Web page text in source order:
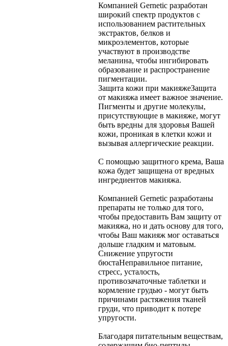
Компанией Gernetic разработан
широкий спектр продуктов с
использованием растительных
экстрактов, белков и
микроэлементов, которые
участвуют в производстве
меланина, чтобы ингибировать
образование и распространение
пигментации.
Защита кожи при макияжеЗащита
от макияжа имеет важное значение.
Пигменты и другие молекулы,
присутствующие в макияже, могут
быть вредны для здоровья Вашей
кожи, проникая в клетки кожи и
вызывая аллергические реакции.
С помощью защитного крема, Ваша
кожа будет защищена от вредных
ингредиентов макияжа.
Компанией Gernetic разработаны
препараты не только для того,
чтобы предоставить Вам защиту от
макияжа, но и дать основу для того,
чтобы Ваш макияж мог оставаться
дольше гладким и матовым.
Снижение упругости
бюстаНеправильное питание,
стресс, усталость,
противозачаточные таблетки и
кормление грудью - могут быть
причинами растяжения тканей
груди, что приводит к потере
упругости.
Благодаря питательным веществам,